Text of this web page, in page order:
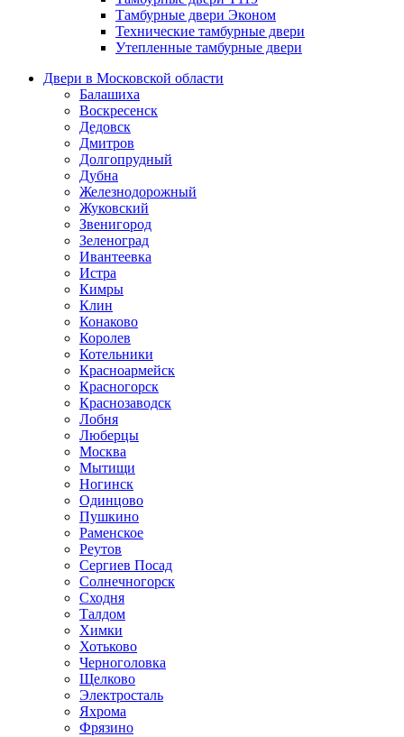
Тамбурные двери Эконом
Технические тамбурные двери
Утепленные тамбурные двери
Двери в Московской области
Балашиха
Воскресенск
Дедовск
Дмитров
Долгопрудный
Дубна
Железнодорожный
Жуковский
Звенигород
Зеленоград
Ивантеевка
Истра
Кимры
Клин
Конаково
Королев
Котельники
Красноармейск
Красногорск
Краснозаводск
Лобня
Люберцы
Москва
Мытищи
Ногинск
Одинцово
Пушкино
Раменское
Реутов
Сергиев Посад
Солнечногорск
Сходня
Талдом
Химки
Хотьково
Черноголовка
Щелково
Электросталь
Яхрома
Фрязино